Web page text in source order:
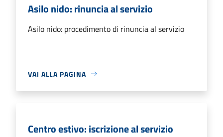
Asilo nido: rinuncia al servizio
Asilo nido: procedimento di rinuncia al servizio
VAI ALLA PAGINA
Centro estivo: iscrizione al servizio